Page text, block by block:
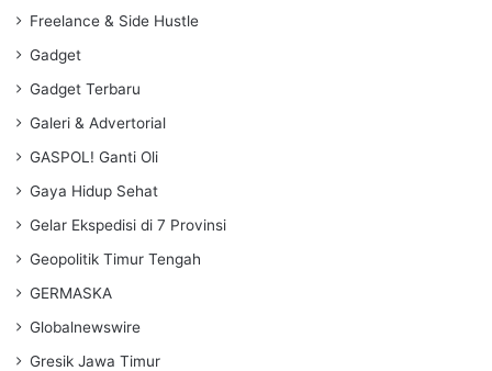
Freelance & Side Hustle
Gadget
Gadget Terbaru
Galeri & Advertorial
GASPOL! Ganti Oli
Gaya Hidup Sehat
Gelar Ekspedisi di 7 Provinsi
Geopolitik Timur Tengah
GERMASKA
Globalnewswire
Gresik Jawa Timur